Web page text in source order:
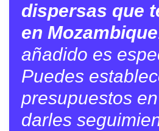
dispersas que
en Mozambique
añadido es
Puedes
presupuestos
darles